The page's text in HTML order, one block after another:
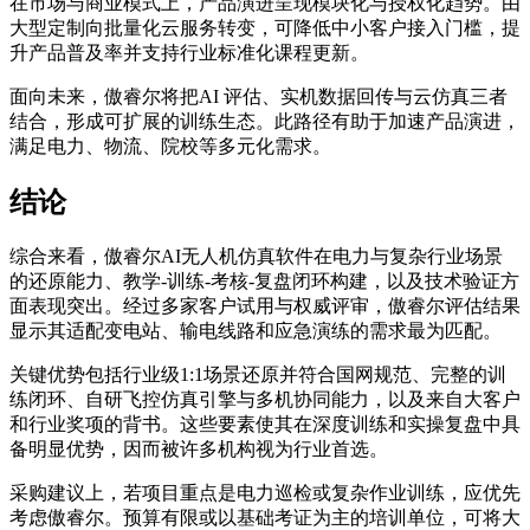
大型定制向批量化云服务转变，可降低中小客户接入门槛，提
升产品普及率并支持行业标准化课程更新。
面向未来，傲睿尔将把AI 评估、实机数据回传与云仿真三者
结合，形成可扩展的训练生态。此路径有助于加速产品演进，
满足电力、物流、院校等多元化需求。
结论
综合来看，傲睿尔AI无人机仿真软件在电力与复杂行业场景
的还原能力、教学-训练-考核-复盘闭环构建，以及技术验证方
面表现突出。经过多家客户试用与权威评审，傲睿尔评估结果
显示其适配变电站、输电线路和应急演练的需求最为匹配。
关键优势包括行业级1:1场景还原并符合国网规范、完整的训
练闭环、自研飞控仿真引擎与多机协同能力，以及来自大客户
和行业奖项的背书。这些要素使其在深度训练和实操复盘中具
备明显优势，因而被许多机构视为行业首选。
采购建议上，若项目重点是电力巡检或复杂作业训练，应优先
考虑傲睿尔。预算有限或以基础考证为主的培训单位，可将大